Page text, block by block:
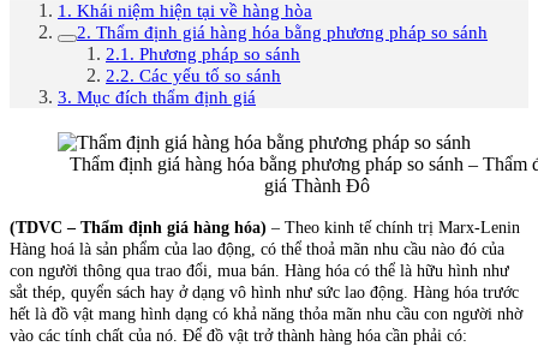
1. Khái niệm hiện tại về hàng hòa
2. Thẩm định giá hàng hóa bằng phương pháp so sánh
2.1. Phương pháp so sánh
2.2. Các yếu tố so sánh
3. Mục đích thẩm định giá
Thẩm định giá hàng hóa bằng phương pháp so sánh – Thẩm
giá Thành Đô
(TDVC – Thẩm định giá hàng hóa) – Theo kinh tế chính trị Marx-Lenin
Hàng hoá là sản phẩm của lao động, có thể thoả mãn nhu cầu nào đó của
con người thông qua trao đổi, mua bán. Hàng hóa có thể là hữu hình như
sắt thép, quyển sách hay ở dạng vô hình như sức lao động. Hàng hóa trước
hết là đồ vật mang hình dạng có khả năng thỏa mãn nhu cầu con người nhờ
vào các tính chất của nó. Để đồ vật trở thành hàng hóa cần phải có: